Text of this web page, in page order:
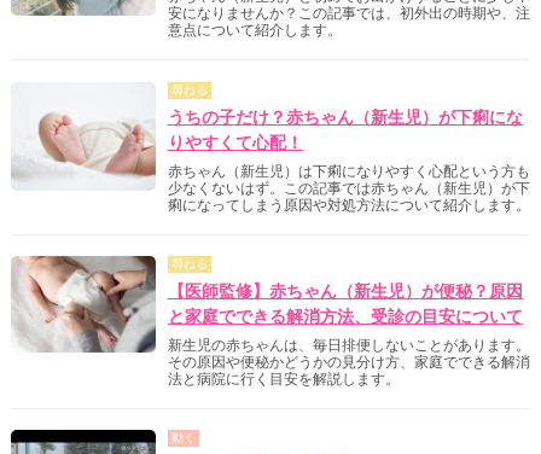
安になりませんか？この記事では、初外出の時期や、注
意点について紹介します。
尋ねる
うちの子だけ？赤ちゃん（新生児）が下痢にな
りやすくて心配！
赤ちゃん（新生児）は下痢になりやすく心配という方も
少なくないはず。この記事では赤ちゃん（新生児）が下
痢になってしまう原因や対処方法について紹介します。
尋ねる
【医師監修】赤ちゃん（新生児）が便秘？原因
と家庭でできる解消方法、受診の目安について
新生児の赤ちゃんは、毎日排便しないことがあります。
その原因や便秘かどうかの見分け方、家庭でできる解消
法と病院に行く目安を解説します。
動く